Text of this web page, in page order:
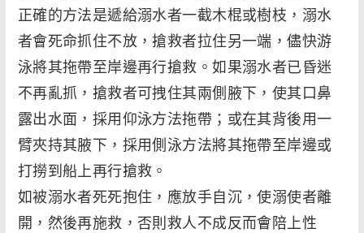
正確的方法是遞給溺水者一截木棍或樹枝，溺水
者會死命抓住不放，搶救者拉住另一端，儘快游
泳將其拖帶至岸邊再行搶救。如果溺水者已昏迷
不再亂抓，搶救者可拽住其兩側腋下，使其口鼻
露出水面，採用仰泳方法拖帶；或在其背後用一
臂夾持其腋下，採用側泳方法將其拖帶至岸邊或
打撈到船上再行搶救。
如被溺水者死死抱住，應放手自沉，使溺使者離
開，然後再施救，否則救人不成反而會陪上性